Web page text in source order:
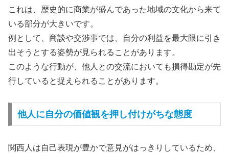
これは、歴史的に商業が盛んであった地域の文化から来て
いる部分が大きいです。
例として、商談や交渉事では、自分の利益を最大限に引き
出そうとする姿勢が見られることがあります。
このような行動が、他人との交流においても損得勘定が先
行していると捉えられることがあります。
他人に自分の価値観を押し付けがちな態度
関西人は自己表現が豊かで意見がはっきりしているため、